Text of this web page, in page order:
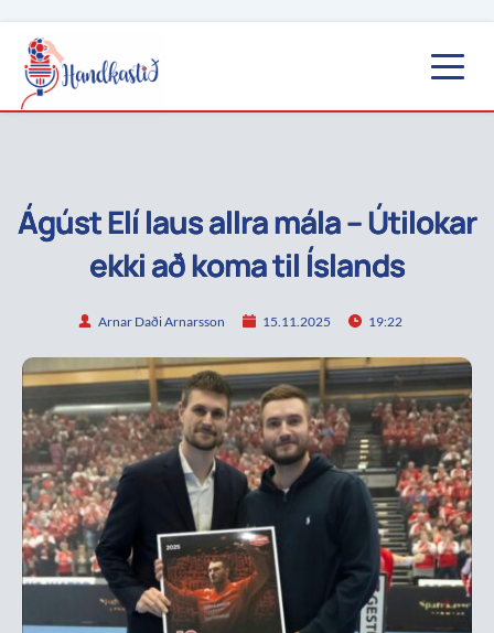
Ágúst Elí laus allra mála – Útilokar
ekki að koma til Íslands
Arnar Daði Arnarsson 15.11.2025 19:22